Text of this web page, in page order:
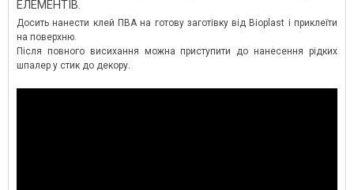
ЕЛЕМЕНТІВ.
Досить нанести клей ПВА на готову заготівку від Bioplast і приклеїти
на поверхню.
Після повного висихання можна приступити до нанесення рідких
шпалер у стик до декору.